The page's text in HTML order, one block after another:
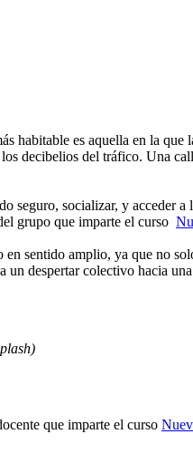
habitable es aquella en la
decibelios del tráfico. Una
seguro, socializar, y acceder
grupo que imparte el curso
en sentido amplio, ya que no
despertar colectivo hacia
que imparte el curso